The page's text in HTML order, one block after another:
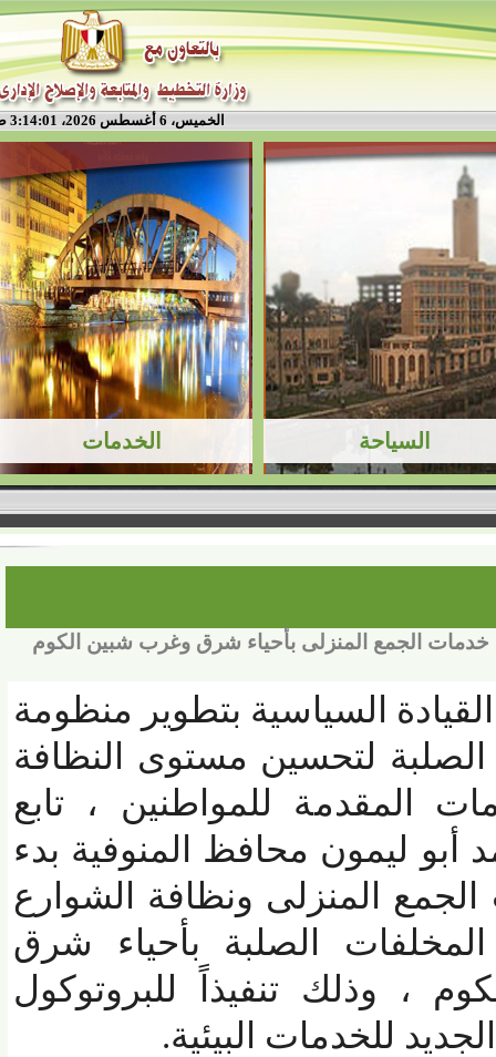
الخميس، 6 أغسطس 2026، 3:14:01 ص
الجمع المنزلى بأحياء شرق وغرب شبين الكوم
السياسية بتطوير منظومة
لتحسين مستوى النظافة
المقدمة للمواطنين ، تابع
أبو ليمون محافظ المنوفية بدء
المنزلى ونظافة الشوارع
الصلبة بأحياء شرق
وذلك تنفيذاً للبروتوكول
للخدمات البيئية.